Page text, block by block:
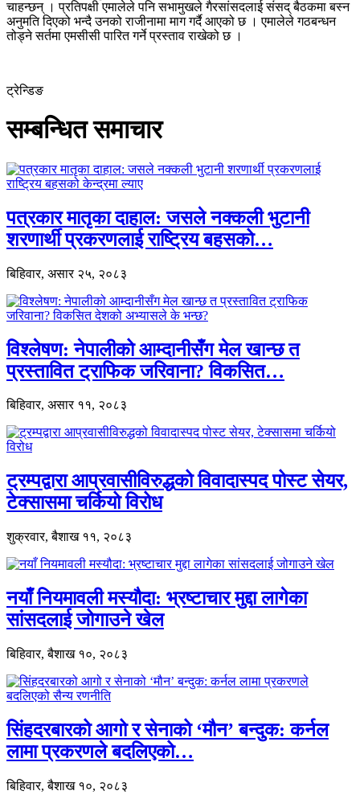
चाहन्छन् । प्रतिपक्षी एमालेले पनि सभामुखले गैरसांसदलाई संसद् बैठकमा बस्न
अनुमति दिएको भन्दै उनको राजीनामा माग गर्दै आएको छ । एमालेले गठबन्धन
तोड्ने सर्तमा एमसीसी पारित गर्ने प्रस्ताव राखेको छ ।
ट्रेन्डिङ
सम्बन्धित समाचार
पत्रकार मातृका दाहाल: जसले नक्कली भुटानी
शरणार्थी प्रकरणलाई राष्ट्रिय बहसको…
बिहिवार, असार २५, २०८३
विश्लेषण: नेपालीको आम्दानीसँग मेल खान्छ त
प्रस्तावित ट्राफिक जरिवाना? विकसित…
बिहिवार, असार ११, २०८३
ट्रम्पद्वारा आप्रवासीविरुद्धको विवादास्पद पोस्ट सेयर,
टेक्सासमा चर्कियो विरोध
शुक्रवार, बैशाख ११, २०८३
नयाँ नियमावली मस्यौदा: भ्रष्टाचार मुद्दा लागेका
सांसदलाई जोगाउने खेल
बिहिवार, बैशाख १०, २०८३
सिंहदरबारको आगो र सेनाको ‘मौन’ बन्दुक: कर्नल
लामा प्रकरणले बदलिएको…
बिहिवार, बैशाख १०, २०८३